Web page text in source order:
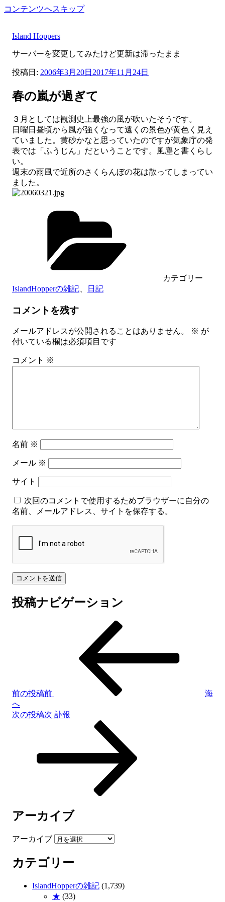
コンテンツへスキップ
Island Hoppers
サーバーを変更してみたけど更新は滞ったまま
投稿日: 2006年3月20日 2017年11月24日
春の嵐が過ぎて
３月としては観測史上最強の風が吹いたそうです。
日曜日昼頃から風が強くなって遠くの景色が黄色く見え
ていました。黄砂かなと思っていたのですが気象庁の発
表では「ふうじん」だということです。風塵と書くらし
い。
週末の雨風で近所のさくらんぼの花は散ってしまってい
ました。
カテゴリー
IslandHopperの雑記
日記
コメントを残す
メールアドレスが公開されることはありません。 ※ が
付いている欄は必須項目です
コメント ※
名前 ※
メール ※
サイト
次回のコメントで使用するためブラウザーに自分の
名前、メールアドレス、サイトを保存する。
投稿ナビゲーション
前の投稿前
海
へ
次の投稿次 訃報
アーカイブ
アーカイブ
カテゴリー
IslandHopperの雑記 (1,739)
★ (33)